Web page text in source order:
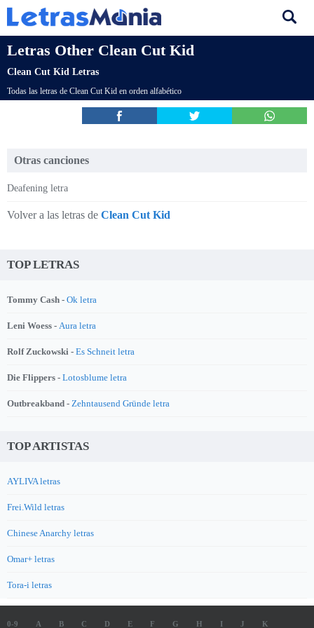
Letras Other Clean Cut Kid
Clean Cut Kid Letras
Todas las letras de Clean Cut Kid en orden alfabético
Otras canciones
Deafening letra
Volver a las letras de Clean Cut Kid
TOP LETRAS
Tommy Cash - Ok letra
Leni Woess - Aura letra
Rolf Zuckowski - Es Schneit letra
Die Flippers - Lotosblume letra
Outbreakband - Zehntausend Gründe letra
TOP ARTISTAS
AYLIVA letras
Frei.Wild letras
Chinese Anarchy letras
Omar+ letras
Tora-i letras
0-9 A B C D E F G H I J K